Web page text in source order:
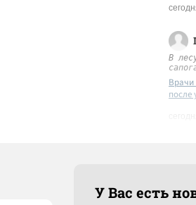
В
после
У Вас есть